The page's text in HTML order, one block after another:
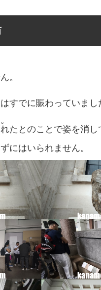
。
すでに賑わっていまし
たとのことで姿を消し
にはいられません。